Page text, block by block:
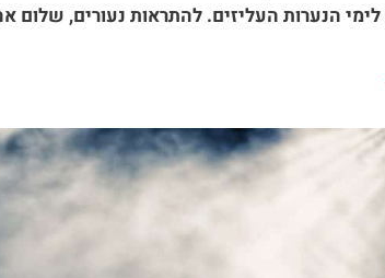
לימי הנערות העליזים. להתראות נעורים, שלום